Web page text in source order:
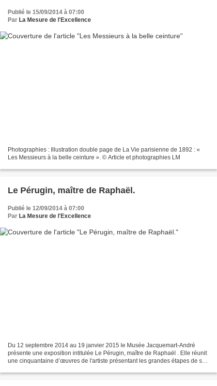
Publié le 15/09/2014 à 07:00
Par La Mesure de l'Excellence
Photographies : Illustration double page de La Vie parisienne de 1892 : «
Les Messieurs à la belle ceinture ». © Article et photographies LM
Le Pérugin, maître de Raphaël.
Publié le 12/09/2014 à 07:00
Par La Mesure de l'Excellence
Du 12 septembre 2014 au 19 janvier 2015 le Musée Jacquemart-André
présente une exposition intitulée Le Pérugin, maître de Raphaël . Elle réunit
une cinquantaine d’œuvres de l'artiste présentant les grandes étapes de sa